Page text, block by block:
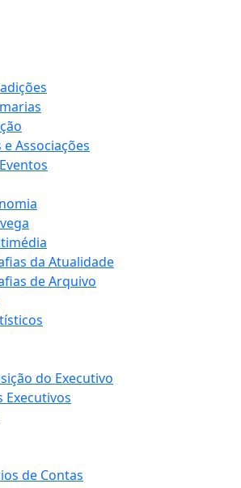
Associações
da Atualidade
de Arquivo
do Executivo
Executivos
de Contas